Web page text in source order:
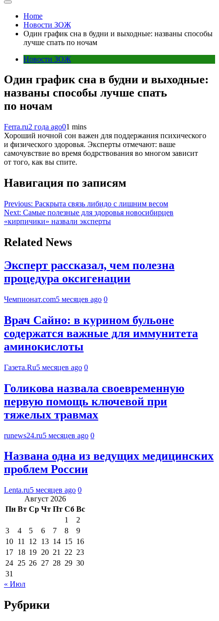
Home
Новости ЗОЖ
Один график сна в будни и выходные: названы способы
лучше спать по ночам
Новости ЗОЖ
Один график сна в будни и выходные:
названы способы лучше спать
по ночам
Ferra.ru2 года ago01 mins
Хороший ночной сон важен для поддержания психического
и физического здоровья. Эксперты отмечают: ваше
самочувствие во время бодрствования во многом зависит
от того, как вы спите.
Навигация по записям
Previous: Раскрыта связь либидо с лишним весом
Next: Самые полезные для здоровья новосибирцев
«кирпичики» назвали эксперты
Related News
Эксперт рассказал, чем полезна
процедура оксигенации
Чемпионат.com5 месяцев ago 0
Врач Сайно: в курином бульоне
содержатся важные для иммунитета
аминокислоты
Газета.Ru5 месяцев ago 0
Голикова назвала своевременную
первую помощь ключевой при
тяжелых травмах
runews24.ru5 месяцев ago 0
Названа одна из ведущих медицинских
проблем России
Lenta.ru5 месяцев ago 0
Август 2026
Пн Вт Ср Чт Пт Сб Вс
1
2
3
4 5 6 7 8
9
10 11 12 13 14 15 16
17 18 19 20 21 22 23
24 25 26 27 28 29 30
31
« Июл
Рубрики